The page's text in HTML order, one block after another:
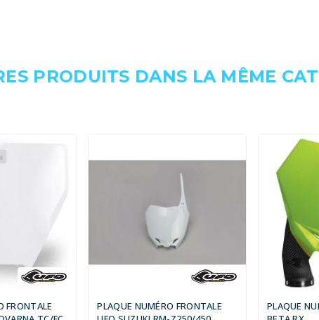
PRODUITS DANS LA MÊME
FRONTALE
PLAQUE NUMÉRO FRONTALE
PLAQUE